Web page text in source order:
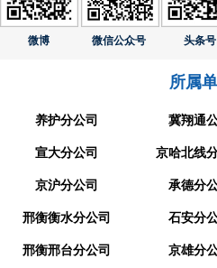
微博 微信公众号 头条号
所属
养护分公司 冀翔通
宣大分公司 京哈北线
京沪分公司 承德分
邢衡衡水分公司 石安分
邢衡邢台分公司 京雄分